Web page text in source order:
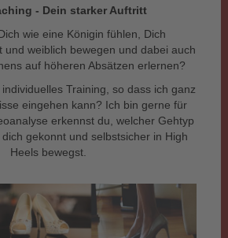
- Dein starker Auftritt
wie eine Königin fühlen, Dich
und weiblich bewegen und dabei auch
auf höheren Absätzen erlernen?
Training, so dass ich ganz
eingehen kann? Ich bin gerne für
erkennst du, welcher Gehtyp
gekonnt und selbstsicher in High
Heels bewegst.